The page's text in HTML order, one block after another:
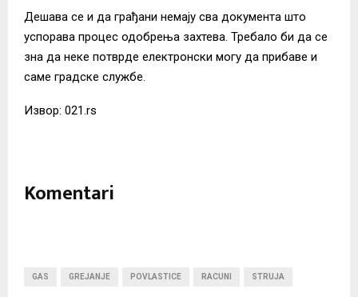
Дешава се и да грађани немају сва документа што
успорава процес одобрења захтева. Требало би да се
зна да неке потврде електронски могу да прибаве и
саме градске службе.
Извор: 021.rs
Komentari
GAS GREJANJE POVLASTICE RACUNI STRUJA